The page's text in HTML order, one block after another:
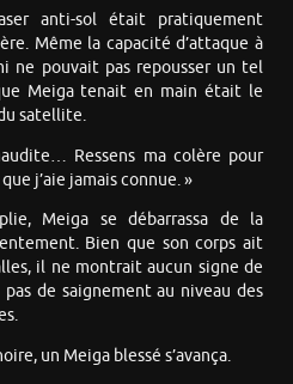
anti-sol était pratiquement
Même la capacité d’attaque à
ne pouvait pas repousser un tel
Meiga tenait en main était le
satellite.
Ressens ma colère pour
j’aie jamais connue. »
Meiga se débarrassa de la
Bien que son corps ait
il ne montrait aucun signe de
de saignement au niveau des
un Meiga blessé s’avança.